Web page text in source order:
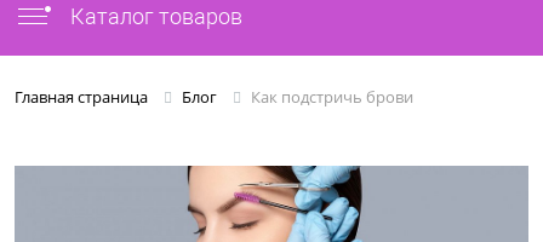
Каталог товаров
Главная страница Блог Как подстричь брови